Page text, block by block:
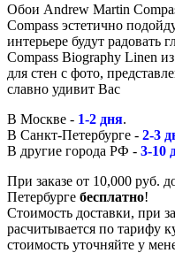
Обои Andrew Martin
Compass эстетично
интерьере будут радовать
Compass Biography Linen
для стен с фото,
славно удивит Вас
В Москве - 1-2 дня.
В Санкт-Петербурге - 2-3
В другие города РФ - 3-10
При заказе от 10,000 руб.
Петербурге бесплатно!
Стоимость доставки, при
расчитывается по тарифу
стоимость уточняйте у